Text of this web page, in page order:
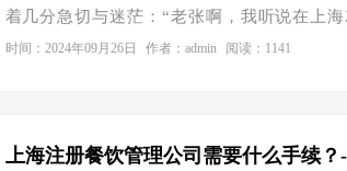
着几分急切与迷茫：“老张啊，我听说在上
吗？”我微微一笑，心想这消息还挺灵通的。
这意味着，即使你没有实际办公地址，也可
时间：2024年09月26日 作者：admin 阅读：1141
上海注册餐饮管理公司需要什么手续